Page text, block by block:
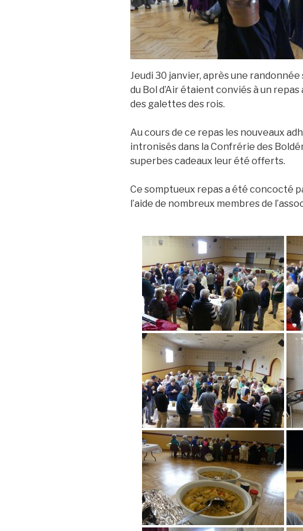
Jeudi 30 janvier, après une
du Bol d’Air étaient conviés à un
des galettes des rois.
Au cours de ce repas les nouveaux
intronisés dans la Confrérie des
superbes cadeaux leur été offerts.
Ce somptueux repas a été concocté
l’aide de nombreux membres de